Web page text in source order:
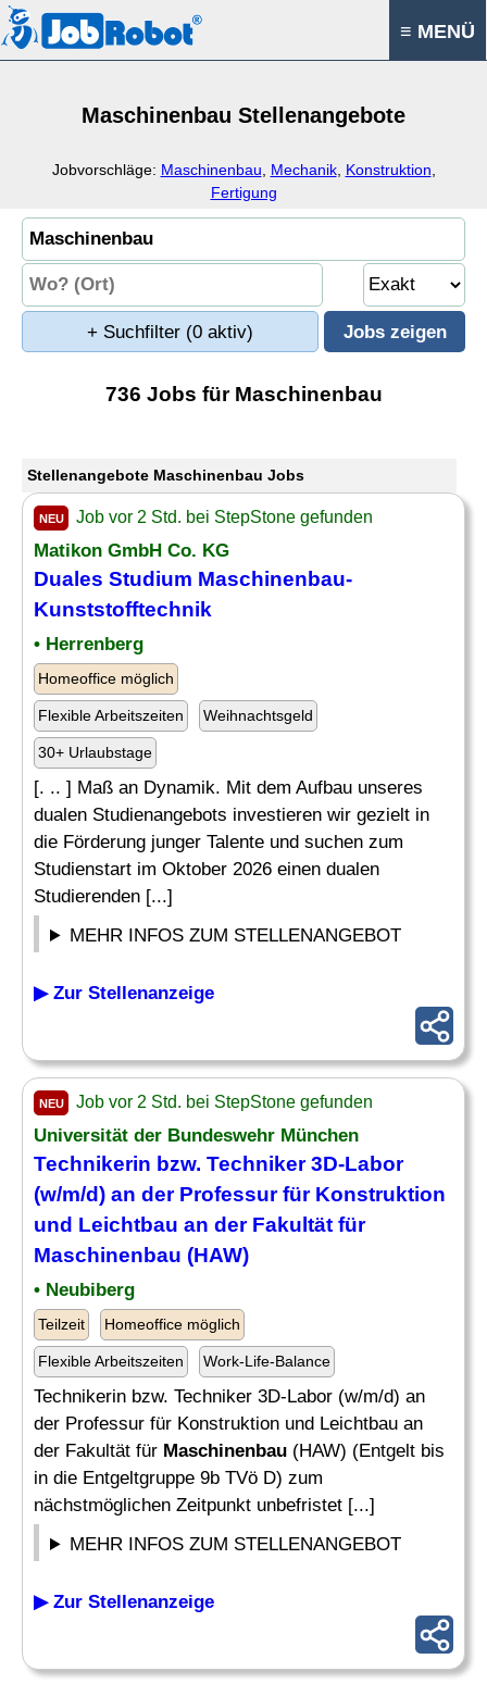
≡ MENÜ
Maschinenbau Stellenangebote
Jobvorschläge: Maschinenbau Mechanik, Konstruktion
Fertigung
+ Suchfilter (0 aktiv)
736 Jobs für Maschinenbau
Stellenangebote Maschinenbau Jobs
NEU Job vor 2 Std. bei StepStone gefunden
Matikon GmbH Co. KG
Duales Studium Maschinenbau-
Kunststofftechnik
• Herrenberg
Homeoffice möglich
Flexible Arbeitszeiten Weihnachtsgeld
30+ Urlaubstage
[. .. ] Maß an Dynamik. Mit dem Aufbau unseres
dualen Studienangebots investieren wir gezielt in
die Förderung junger Talente und suchen zum
Studienstart im Oktober 2026 einen dualen
Studierenden [...]
MEHR INFOS ZUM STELLENANGEBOT
▶ Zur Stellenanzeige
NEU Job vor 2 Std. bei StepStone gefunden
Universität der Bundeswehr München
Technikerin bzw. Techniker 3D-Labor
(w/m/d) an der Professur für Konstruktion
und Leichtbau an der Fakultät für
Maschinenbau (HAW)
• Neubiberg
Teilzeit Homeoffice möglich
Flexible Arbeitszeiten Work-Life-Balance
Technikerin bzw. Techniker 3D-Labor (w/m/d) an
der Professur für Konstruktion und Leichtbau an
der Fakultät für Maschinenbau (HAW) (Entgelt bis
in die Entgeltgruppe 9b TVö D) zum
nächstmöglichen Zeitpunkt unbefristet [...]
MEHR INFOS ZUM STELLENANGEBOT
▶ Zur Stellenanzeige